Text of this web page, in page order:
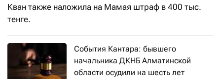
Кван также наложила на Мамая штраф в 400 тыс.
тенге.
События Кантара: бывшего
начальника ДКНБ Алматинской
области осудили на шесть лет